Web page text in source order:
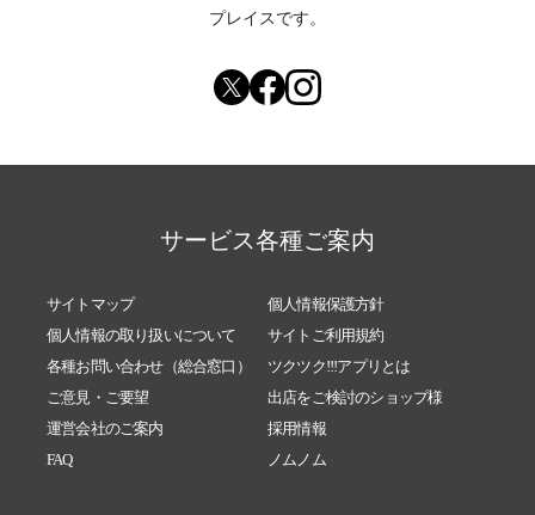
プレイスです。
サービス各種ご案内
サイトマップ
個人情報保護方針
個人情報の取り扱いについて
サイトご利用規約
各種お問い合わせ（総合窓口）
ツクツク!!!アプリとは
ご意見・ご要望
出店をご検討のショップ様
運営会社のご案内
採用情報
FAQ
ノムノム